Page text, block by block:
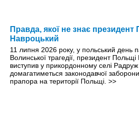
Правда, якої не знає президент
Навроцький
11 липня 2026 року, у польський день
Волинської трагедії, президент
виступив у прикордонному селі
домагатиметься законодавчої
прапора на території Польщі. >>